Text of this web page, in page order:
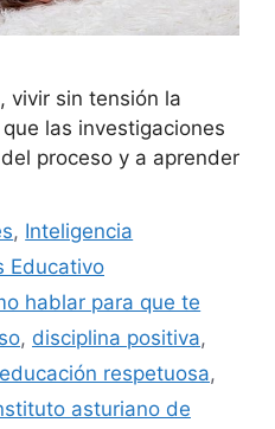
vivir sin tensión la
las investigaciones
proceso y a aprender
, Inteligencia
Educativo
hablar para que te
, disciplina positiva,
educación respetuosa,
asturiano de